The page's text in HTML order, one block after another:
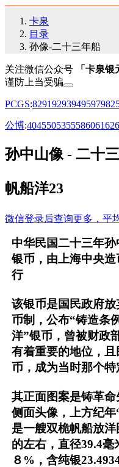
卡泉
目录
孙像-二十三年船
关注微信公众号 「卡泉银
谨防上当受骗
PCGS:8291929394959798
公博:404550535558606162
孙中山像 - 二十
帆船洋23
微信登录后查询更多，平
中华民国二十三年
银币，由上海中央
行
该银币是国民政府
币制，公布“铸造条
洋”银币，曾被财政
有着重要的地位，
币，成为当时那个
其正面图案是铸革
侧面头像，上方纪
是一艘双桅帆船放
的左右，直径39.4毫
８%，含纯银